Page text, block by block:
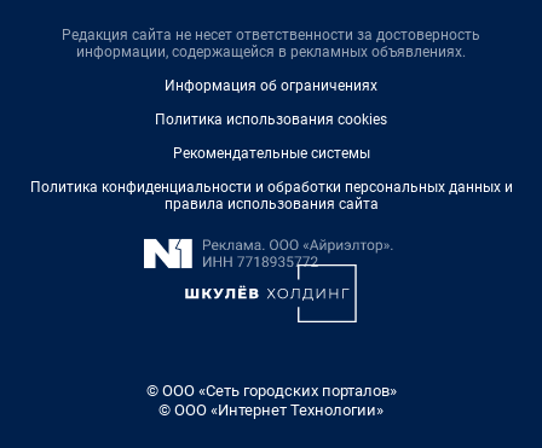
Редакция сайта не несет ответственности за достоверность
информации, содержащейся в рекламных объявлениях.
Информация об ограничениях
Политика использования cookies
Рекомендательные системы
Политика конфиденциальности и обработки персональных данных и
правила использования сайта
© ООО «Сеть городских порталов»
© ООО «Интернет Технологии»